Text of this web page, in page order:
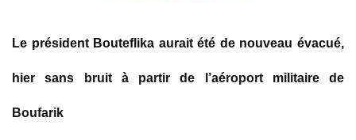
Le président Bouteflika aurait été de nouveau évacué,
hier sans bruit à partir de l’aéroport militaire de
Boufarik